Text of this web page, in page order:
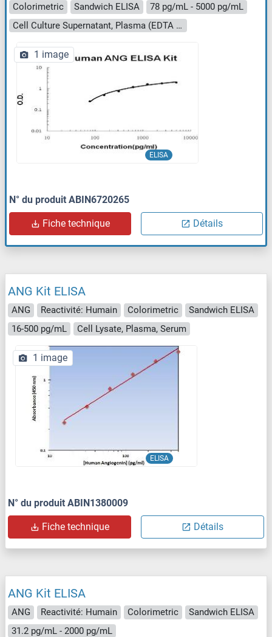
Colorimetric
Sandwich ELISA
78 pg/mL - 5000 pg/mL
Cell Culture Supernatant, Plasma (EDTA - heparin), Serum
ELISA
1 image
N° du produit ABIN6720265
Fiche technique Détails
ANG Kit ELISA
ANG Reactivité: Humain Colorimetric
Sandwich ELISA
16-500 pg/mL
Cell Lysate, Plasma, Serum
ELISA
1 image
N° du produit ABIN1380009
Fiche technique Détails
ANG Kit ELISA
ANG Reactivité: Humain Colorimetric
Sandwich ELISA
31.2 pg/mL - 2000 pg/mL